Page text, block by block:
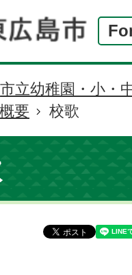
市立幼稚園・小・
要
校歌